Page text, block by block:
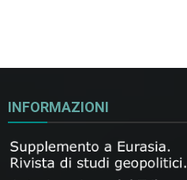
INFORMAZIONI